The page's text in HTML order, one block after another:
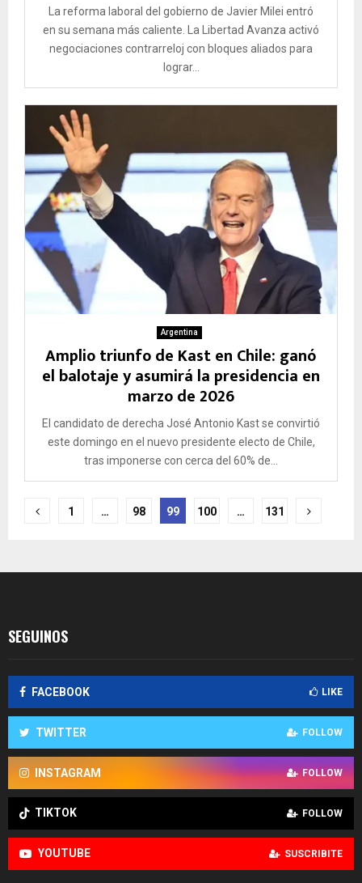
La reforma laboral del gobierno de Javier Milei entró
en su semana más caliente. La Libertad Avanza activó
negociaciones contrarreloj con bloques aliados para
lograr...
Argentina
Amplio triunfo de Kast en Chile: ganó
el balotaje y asumirá la presidencia en
marzo de 2026
El candidato de derecha José Antonio Kast se convirtió
este domingo en el nuevo presidente electo de Chile,
tras imponerse con cerca del 60% de...
Paginación
entradas
1 … 98 99 100 … 131
SEGUINOS
FACEBOOK LIKE
TWITTER FOLLOW
INSTAGRAM FOLLOW
TIKTOK FOLLOW
YOUTUBE SUSCRIBITE